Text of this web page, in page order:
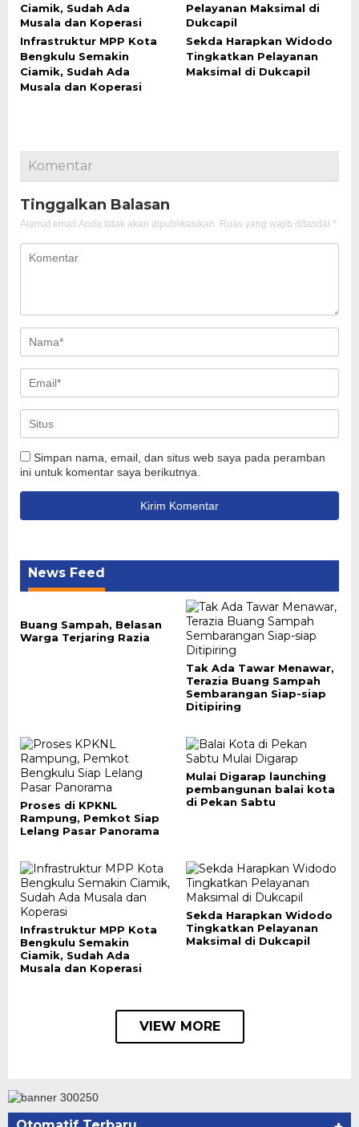
Infrastruktur MPP Kota
Bengkulu Semakin
Ciamik, Sudah Ada
Musala dan Koperasi
Sekda Harapkan Widodo
Tingkatkan Pelayanan
Maksimal di Dukcapil
Komentar
Tinggalkan Balasan
Alamat email Anda tidak akan dipublikasikan. Ruas yang wajib ditandai *
Simpan nama, email, dan situs web saya pada peramban
ini untuk komentar saya berikutnya.
News Feed
Buang Sampah, Belasan
Warga Terjaring Razia
Tak Ada Tawar Menawar,
Terazia Buang Sampah
Sembarangan Siap-siap
Ditipiring
Proses di KPKNL
Rampung, Pemkot Siap
Lelang Pasar Panorama
Mulai Digarap launching
pembangunan balai kota
di Pekan Sabtu
Infrastruktur MPP Kota
Bengkulu Semakin
Ciamik, Sudah Ada
Musala dan Koperasi
Sekda Harapkan Widodo
Tingkatkan Pelayanan
Maksimal di Dukcapil
VIEW MORE